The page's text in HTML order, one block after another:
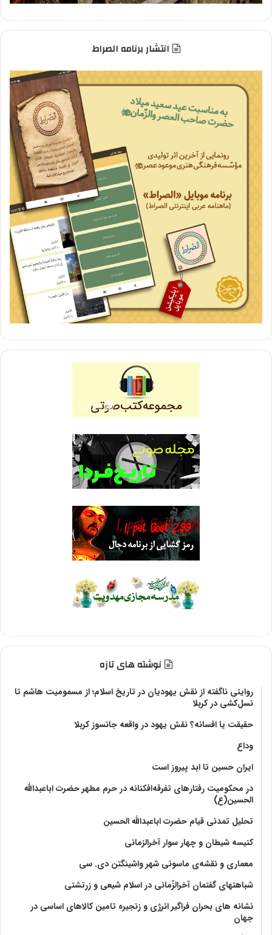
انتشار برنامه الصراط
نوشته های تازه
روایتی ناگفته از نقش یهودیان در تاریخ اسلام؛ از مسمومیت هاشم تا
نسل‌کشی در کربلا
حقیقت یا افسانه؟‌ نقش یهود در واقعه جانسوز کربلا
وداع
ایران حسین تا ابد پیروز است
در محکومیت رفتارهای تفرقه‌افکنانه در حرم مطهر حضرت اباعبدالله
الحسین(ع)
تحلیل تمدنی قیام حضرت اباعبدالله الحسین
کنیسه شیطان و چهار سوار آخرالزمانی
معماری و نقشه‌ی ماسونی شهر واشينگتن دی. سی
شباهتهای گفتمان آخر‌الزّمانی در اسلام شیعی و زرتشتی
نشانه های بحران فراگیر انرژی و زنجیره تامین کالاهای اساسی در
جهان